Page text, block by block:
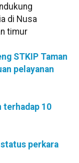
di Nusa
timur
STKIP Taman
pelayanan
terhadap 10
perkara